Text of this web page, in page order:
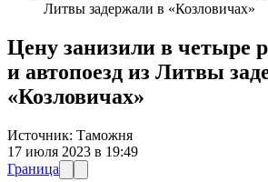
Литвы задержали в «Козловичах»
Цену занизили в четыре
и автопоезд из Литвы
«Козловичах»
Источник: Таможня
17 июля 2023 в 19:49
Граница